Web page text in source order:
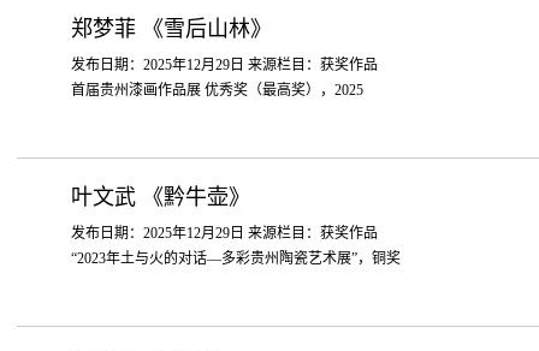
郑梦菲 《雪后山林》
发布日期：2025年12月29日 来源栏目：获奖作品
首届贵州漆画作品展 优秀奖（最高奖），2025
叶文武 《黔牛壶》
发布日期：2025年12月29日 来源栏目：获奖作品
“2023年土与火的对话—多彩贵州陶瓷艺术展”，铜奖